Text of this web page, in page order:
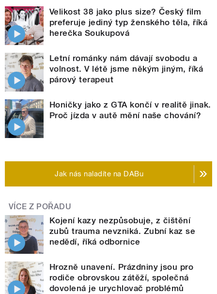
Velikost 38 jako plus size? Český film
preferuje jediný typ ženského těla, říká
herečka Soukupová
Letní románky nám dávají svobodu a
volnost. V létě jsme někým jiným, říká
párový terapeut
Honičky jako z GTA končí v realitě jinak.
Proč jízda v autě mění naše chování?
Jak nás naladíte na DABu
VÍCE Z POŘADU
Kojení kazy nezpůsobuje, z čištění
zubů trauma nevzniká. Zubní kaz se
nedědí, říká odbornice
Hrozně unavení. Prázdniny jsou pro
rodiče obrovskou zátěží, společná
dovolená je urychlovač problémů